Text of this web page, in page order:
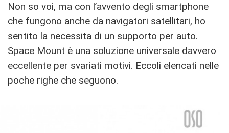
Non so voi, ma con l’avvento degli smartphone
che fungono anche da navigatori satellitari, ho
sentito la necessita di un supporto per auto.
Space Mount è una soluzione universale davvero
eccellente per svariati motivi. Eccoli elencati nelle
poche righe che seguono.